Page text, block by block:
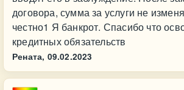
договора, сумма за услуги не
честно1 Я банкрот. Спасибо что
кредитных обязательств
Рената, 09.02.2023